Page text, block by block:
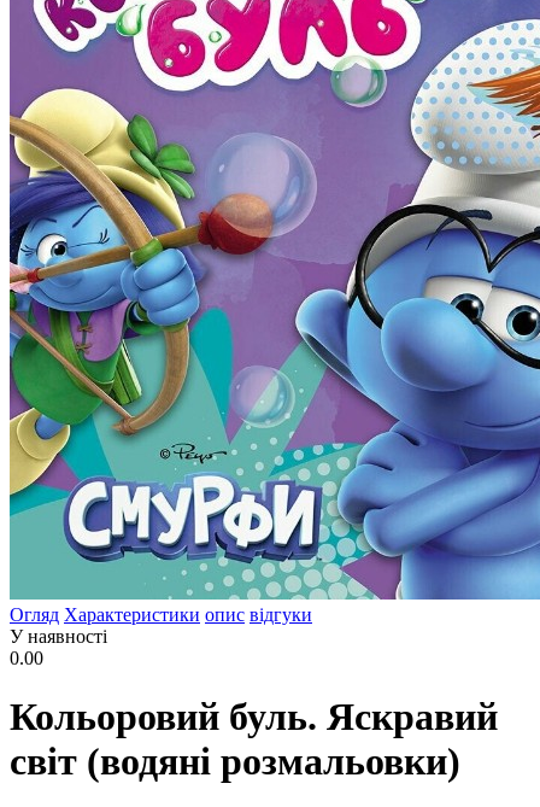
Огляд Характеристики опис відгуки
У наявності
0.00
Кольоровий буль. Яскравий
світ (водяні розмальовки)